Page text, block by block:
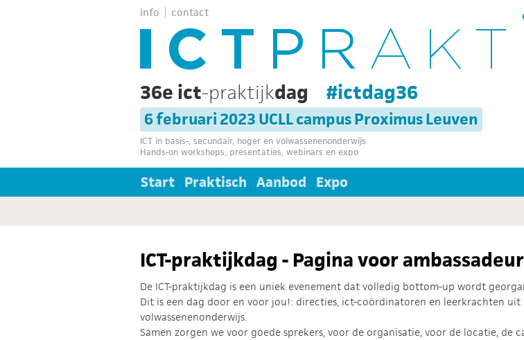
info contact
36e ict-praktijkdag #ictdag36
6 februari 2023 UCLL campus Proximus Leuven
ICT in basis-, secundair, hoger en volwassenenonderwijs
Hands-on workshops, presentaties, webinars en expo
Start Praktisch Aanbod Expo
ICT-praktijkdag - Pagina voor
De ICT-praktijkdag is een uniek evenement dat volledig bottom-up wordt
Dit is een dag door en voor jou!: directies, ict-coördinatoren en leerkrachten uit
volwassenenonderwijs.
Samen zorgen we voor goede sprekers, voor de organisatie, voor de locatie, de